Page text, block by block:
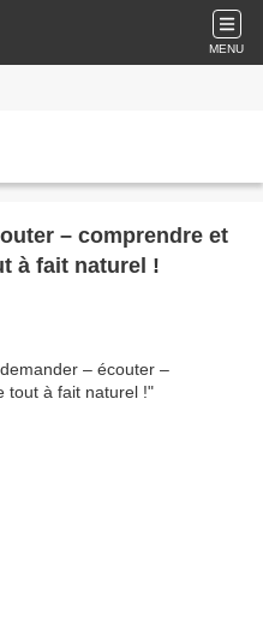
MENU
– comprendre et
à fait naturel !